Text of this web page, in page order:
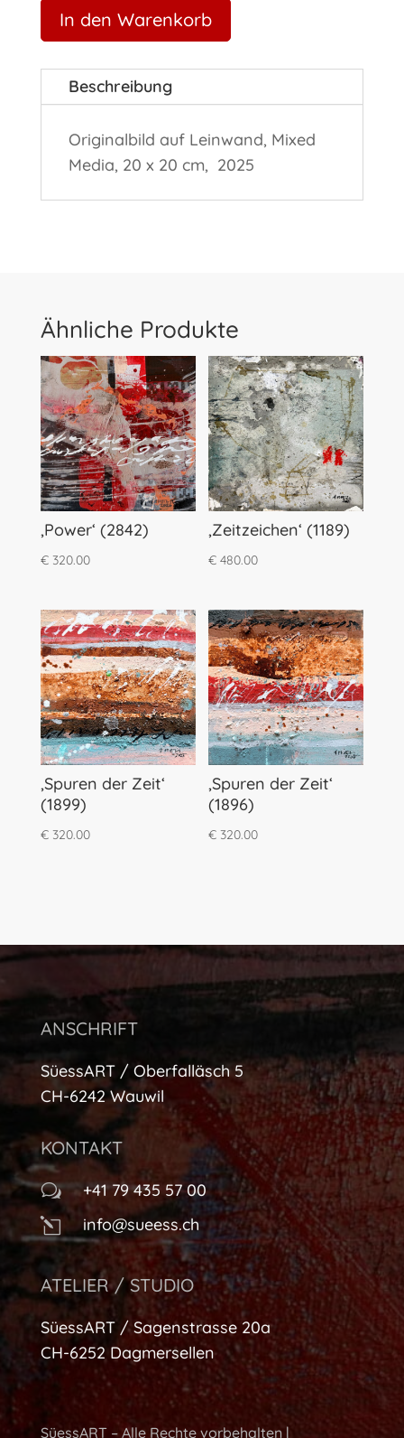
In den Warenkorb
Beschreibung
Originalbild auf Leinwand, Mixed
Media, 20 x 20 cm, 2025
Ähnliche Produkte
‚Power‘ (2842)
€320.00
‚Zeitzeichen‘ (1189)
€ 480.00
‚Spuren der Zeit‘
(1899)
€320.00
‚Spuren der Zeit‘
(1896)
€ 320.00
ANSCHRIFT
SüessART / Oberfalläsch 5
CH-6242 Wauwil
KONTAKT
w +41 79 435 57 00
l info@sueess.ch
ATELIER / STUDIO
SüessART / Sagenstrasse 20a
CH-6252 Dagmersellen
SüessART – Alle Rechte vorbehalten |